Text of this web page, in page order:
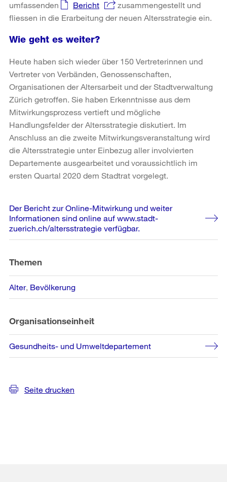
umfassenden
Bericht
zusammengestellt und
fliessen in die Erarbeitung der neuen Altersstrategie ein.
Wie geht es weiter?
Heute haben sich wieder über 150 Vertreterinnen und
Vertreter von Verbänden, Genossenschaften,
Organisationen der Altersarbeit und der Stadtverwaltung
Zürich getroffen. Sie haben Erkenntnisse aus dem
Mitwirkungsprozess vertieft und mögliche
Handlungsfelder der Altersstrategie diskutiert. Im
Anschluss an die zweite Mitwirkungsveranstaltung wird
die Altersstrategie unter Einbezug aller involvierten
Departemente ausgearbeitet und voraussichtlich im
ersten Quartal 2020 dem Stadtrat vorgelegt.
Weitere
Informationen
Der Bericht zur Online-Mitwirkung und weiter
Informationen sind online auf www.stadt-
zuerich.ch/altersstrategie verfügbar.
Themen
Alter Bevölkerung
Organisationseinheit
Gesundheits- und Umweltdepartement
Seite drucken